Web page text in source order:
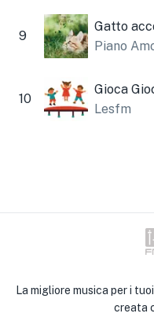
9
Piano
10
Lesfm
La migliore musica per i
creata